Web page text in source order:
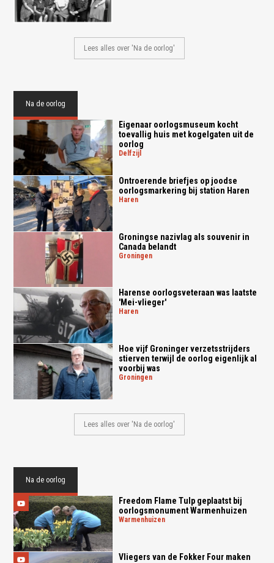
Lees alles over 'Na de oorlog'
Na de oorlog
Eigenaar oorlogsmuseum kocht
toevallig huis met kogelgaten uit de
oorlog
delfzijl
Ontroerende briefjes op joodse
oorlogsmarkering bij station Haren
haren
Groningse nazivlag als souvenir in
Canada belandt
groningen
Harense oorlogsveteraan was laatste
'Mei-vlieger'
haren
Hoe vijf Groninger verzetsstrijders
stierven terwijl de oorlog eigenlijk al
voorbij was
groningen
Lees alles over 'Na de oorlog'
Na de oorlog
Freedom Flame Tulp geplaatst bij
oorlogsmonument Warmenhuizen
warmenhuizen
Vliegers van de Fokker Four maken